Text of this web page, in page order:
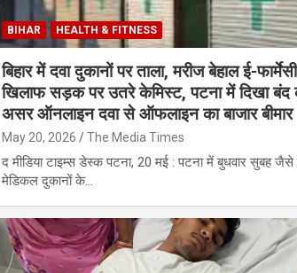
BIHAR HEALTH & FITNESS
बिहार में दवा दुकानों पर ताला, मरीज बेहाल ई-
खिलाफ सड़क पर उतरे केमिस्ट, पटना में दिखा बंद
असर ऑनलाइन दवा से ऑफलाइन का बाजार बीमार
May 20, 2026 The Media Times
द मीडिया टाइम्स डेस्क पटना, 20 मई : पटना में बुधवार सुबह जैसे
मेडिकल दुकानों के…